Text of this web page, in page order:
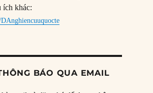
khác:
BÁO QUA EMAIL